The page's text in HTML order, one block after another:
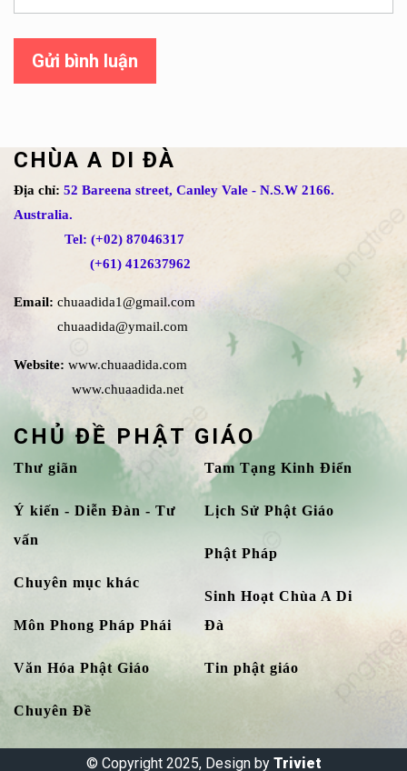
Gửi bình luận
CHÙA A DI ĐÀ
Địa chỉ: 52 Bareena street, Canley Vale - N.S.W 2166.
Australia.
Tel: (+02) 87046317
(+61) 412637962
Email: chuaadida1@gmail.com
chuaadida@ymail.com
Website: www.chuaadida.com
www.chuaadida.net
CHỦ ĐỀ PHẬT GIÁO
Thư giãn
Ý kiến - Diễn Đàn - Tư
vấn
Chuyên mục khác
Môn Phong Pháp Phái
Văn Hóa Phật Giáo
Chuyên Đề
Tam Tạng Kinh Điển
Lịch Sử Phật Giáo
Phật Pháp
Sinh Hoạt Chùa A Di
Đà
Tin phật giáo
© Copyright 2025, Design by Triviet